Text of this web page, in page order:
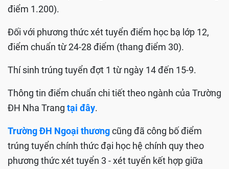
điểm 1.200).
Đối với phương thức xét tuyển điểm học bạ lớp 12,
điểm chuẩn từ 24-28 điểm (thang điểm 30).
Thí sinh trúng tuyển đợt 1 từ ngày 14 đến 15-9.
Thông tin điểm chuẩn chi tiết theo ngành của Trường
ĐH Nha Trang tại đây.
Trường ĐH Ngoại thươngcũng đã công bố điểm
trúng tuyển chính thức đại học hệ chính quy theo
phương thức xét tuyển 3 - xét tuyển kết hợp giữa